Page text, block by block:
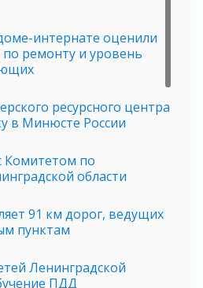
интернате оценили
ремонту и уровень
ресурсного центра
в Минюсте России
Комитетом по
области
91 км дорог, ведущих
пунктам
Ленинградской
ПДД